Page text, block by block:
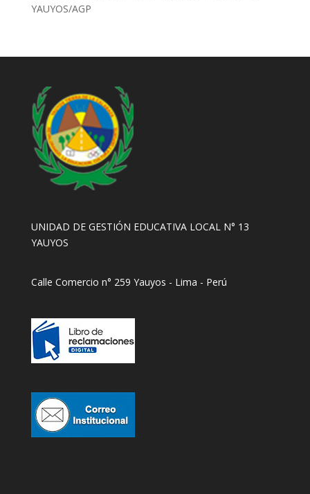
YAUYOS/AGP
UNIDAD DE GESTIÓN EDUCATIVA LOCAL N° 13
YAUYOS
Calle Comercio n° 259 Yauyos - Lima - Perú